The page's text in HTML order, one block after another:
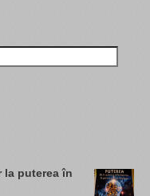
la puterea în